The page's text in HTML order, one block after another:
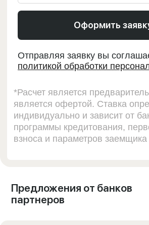
Предложения от банков
партнеров